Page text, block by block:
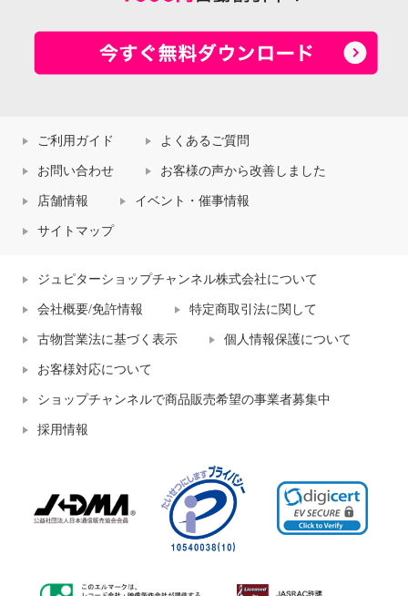
ご利用ガイド よくあるご質問
お問い合わせ お客様の声から改善しました
店舗情報 イベント・催事情報
サイトマップ
ジュピターショップチャンネル株式会社について
会社概要/免許情報 特定商取引法に関して
古物営業法に基づく表示 個人情報保護について
お客様対応について
ショップチャンネルで商品販売希望の事業者募集中
採用情報